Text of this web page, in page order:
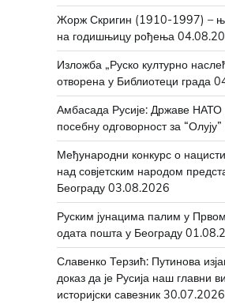
Жорж Скригин (1910-1997) –
на годишњицу рођења
Изложба „Руско културно
отворена у Библиотеци града
Амбасада Русије: Државе
посебну одговорност за “Олују”
Међународни конкурс о
над совјетским народом
Београду 03.08.2026
Руским јунацима палим у
одата пошта у Београду
Славенко Терзић: Путинова
доказ да је Русија наш главни
историјски савезник 30.07.2026